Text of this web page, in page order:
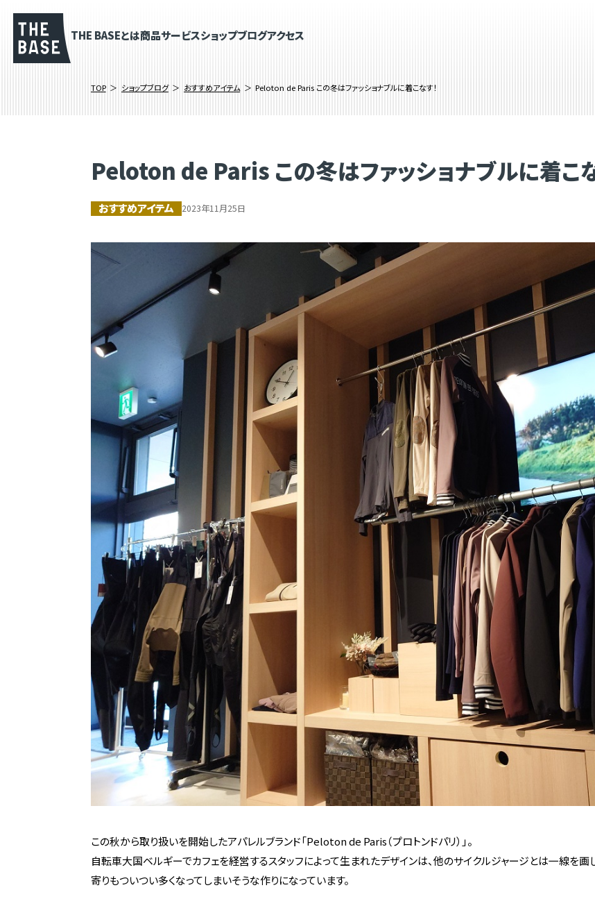
THE BASEとは商品サービスショップブログアクセス
TOP ショップブログ おすすめアイテム Peloton de Paris この冬はファッショナブルに着こなす！
Peloton de Paris この冬はファッショナブルに着こな
おすすめアイテム 2023年11月25日
この秋から取り扱いを開始したアパレルブランド「Peloton de Paris（プロトンドパリ）」。
自転車大国ベルギーでカフェを経営するスタッフによって生まれたデザインは、他のサイクルジャージとは一線を画
寄りもついつい多くなってしまいそうな作りになっています。